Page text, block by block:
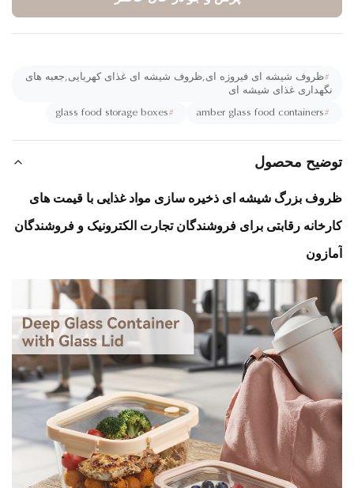
ظروف شیشه ای فیروزه ای,ظروف شیشه ای غذای کهربایی,جعبه های
غذای شیشه ای
amber glass food containers
#
glass food storage boxes
محصول
بزرگ شیشه ای ذخیره سازی مواد غذایی با قیمت های
رقابتی برای فروشندگان تجارت الکترونیک و فروشندگان